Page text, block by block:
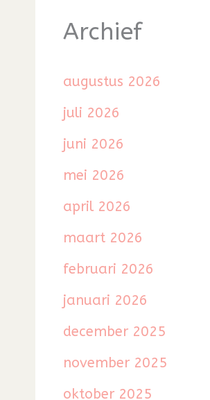
Archief
augustus 2026
juli 2026
juni 2026
mei 2026
april 2026
maart 2026
februari 2026
januari 2026
december 2025
november 2025
oktober 2025